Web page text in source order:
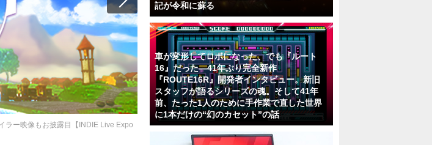
ラー映像もお披露目【INDIE Live Expo
記が令和に蘇る
車が変形してロボになった、でも『ルート
16』だった―41年ぶり完全新作
『ROUTE16R』開発者インタビュー。新旧
スタッフが語るシリーズの魂。そして41年
前、たった1人のために手作業で直した世界
に1本だけの“幻のカセット”の話